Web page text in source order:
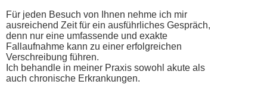
Für jeden Besuch von Ihnen nehme ich mir
ausreichend Zeit für ein ausführliches Gespräch,
denn nur eine umfassende und exakte
Fallaufnahme kann zu einer erfolgreichen
Verschreibung führen.
Ich behandle in meiner Praxis sowohl akute als
auch chronische Erkrankungen.